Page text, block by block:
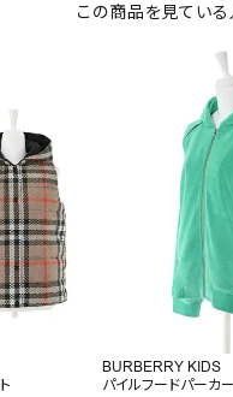
この商品を見ている
BURBERRY KIDS
パイルフードパーカー